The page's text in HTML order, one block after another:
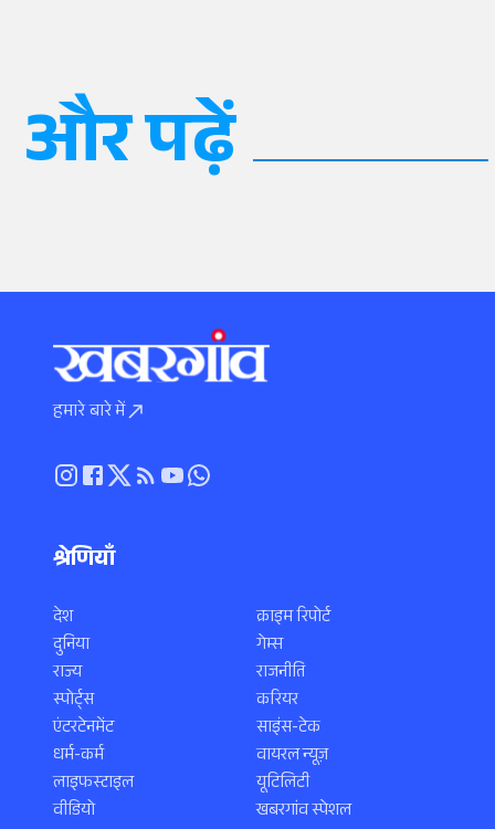
और पढ़ें
हमारे बारे में
श्रेणियाँ
देश
दुनिया
राज्य
स्पोर्ट्स
एंटरटेनमेंट
धर्म-कर्म
लाइफस्टाइल
वीडियो
क्राइम रिपोर्ट
गेम्स
राजनीति
करियर
साइंस-टेक
वायरल न्यूज़
यूटिलिटी
खबरगांव स्पेशल